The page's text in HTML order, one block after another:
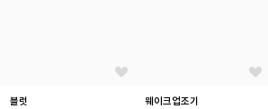
블럿 웨이크업조기